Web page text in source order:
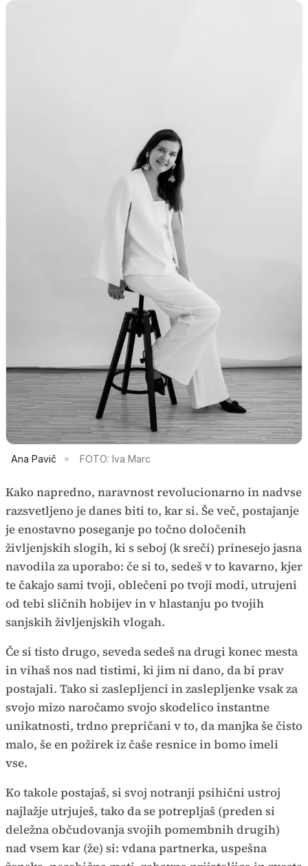
Ana Pavič FOTO: Iva Marc
Kako napredno, naravnost revolucionarno in nadvse
razsvetljeno je danes biti to, kar si. Še več, postajanje
je enostavno poseganje po točno določenih
življenjskih slogih, ki s seboj (k sreči) prinesejo jasna
navodila za uporabo: če si to, sedeš v to kavarno, kjer
te čakajo sami tvoji, oblečeni po tvoji modi, utrujeni
od tebi sličnih hobijev in v hlastanju po tvojih
sanjskih življenjskih vlogah.
Če si tisto drugo, seveda sedeš na drugi konec mesta
in vihaš nos nad tistimi, ki jim ni dano, da bi prav
postajali. Tako si zaslepljenci in zaslepljenke vsak za
svojo mizo naročamo svojo skodelico instantne
unikatnosti, trdno prepričani v to, da manjka še čisto
malo, še en požirek iz čaše resnice in bomo imeli
vse.
Ko takole postajaš, si svoj notranji psihični ustroj
najlažje utrjuješ, tako da se potrepljaš (preden si
deležna občudovanja svojih pomembnih drugih)
nad vsem kar (že) si: vdana partnerka, uspešna